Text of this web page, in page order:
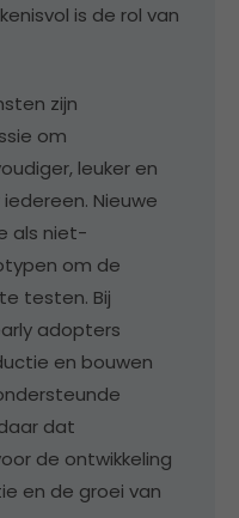
is de rol van
zijn
om
leuker en
Nieuwe
als niet-
om de
testen. Bij
adopters
en bouwen
dat
de ontwikkeling
en de groei van